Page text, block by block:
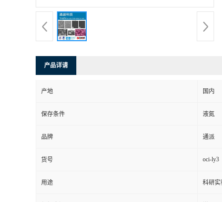
产品详请
产地 国内
保存条件 液氮
品牌 通派
货号 oci-ly3
用途 科研实